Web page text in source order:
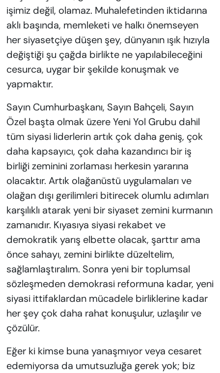
işimiz değil, olamaz. Muhalefetinden iktidarına
aklı başında, memleketi ve halkı önemseyen
her siyasetçiye düşen şey, dünyanın ışık hızıyla
değiştiği şu çağda birlikte ne yapılabileceğini
cesurca, uygar bir şekilde konuşmak ve
yapmaktır.
Sayın Cumhurbaşkanı, Sayın Bahçeli, Sayın
Özel başta olmak üzere Yeni Yol Grubu dahil
tüm siyasi liderlerin artık çok daha geniş, çok
daha kapsayıcı, çok daha kazandırıcı bir iş
birliği zeminini zorlaması herkesin yararına
olacaktır. Artık olağanüstü uygulamaları ve
olağan dışı gerilimleri bitirecek olumlu adımları
karşılıklı atarak yeni bir siyaset zemini kurmanın
zamanıdır. Kıyasıya siyasi rekabet ve
demokratik yarış elbette olacak, şarttır ama
önce sahayı, zemini birlikte düzeltelim,
sağlamlaştıralım. Sonra yeni bir toplumsal
sözleşmeden demokrasi reformuna kadar, yeni
siyasi ittifaklardan mücadele birliklerine kadar
her şey çok daha rahat konuşulur, uzlaşılır ve
çözülür.
Eğer ki kimse buna yanaşmıyor veya cesaret
edemiyorsa da umutsuzluğa gerek yok; biz